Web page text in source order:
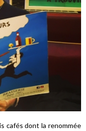
cafés dont la renommée